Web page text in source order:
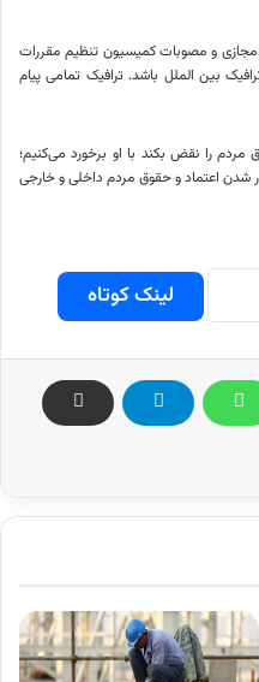
و مصوبات کمیسیون تنظیم مقررات
بین الملل باشد. ترافیک تمامی پیام
را نقض بکند با او برخورد می‌کنیم؛
اعتماد و حقوق مردم داخلی و خارجی
لینک کوتاه